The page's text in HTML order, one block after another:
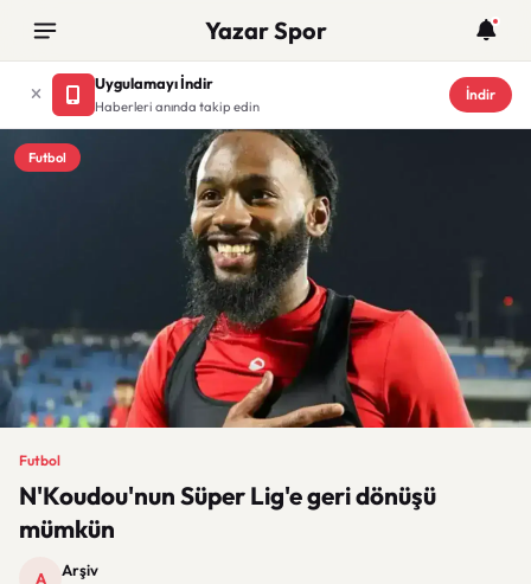
Yazar Spor
Uygulamayı İndir
Haberleri anında takip edin
İndir
Futbol
Futbol
N'Koudou'nun Süper Lig'e geri dönüşü
mümkün
A Arşiv